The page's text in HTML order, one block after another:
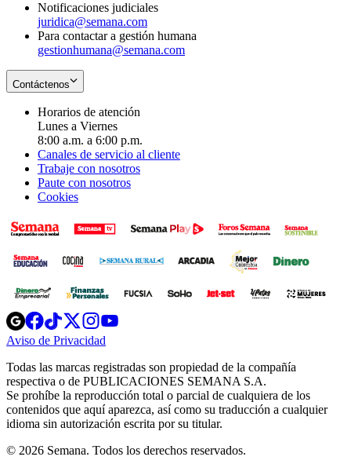
Notificaciones judiciales
juridica@semana.com
Para contactar a gestión humana
gestionhumana@semana.com
Contáctenos
Horarios de atención
Lunes a Viernes
8:00 a.m. a 6:00 p.m.
Canales de servicio al cliente
Trabaje con nosotros
Paute con nosotros
Cookies
Opens
in
new
Opens
in
new
Opens
in
new
window
Opens
new
windowwindow
Aviso de Privacidad
new
window
Todas las marcas registradas son propiedad de la compañía
respectiva o de PUBLICACIONES SEMANA S.A.
Se prohíbe la reproducción total o parcial de cualquiera de los
contenidos que aquí aparezca, así como su traducción a cualquier
idioma sin autorización escrita por su titular.
© 2026 Semana. Todos los derechos reservados.